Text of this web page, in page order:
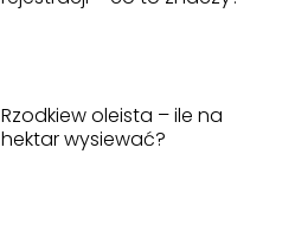
Rzodkiew oleista – ile na
hektar wysiewać?